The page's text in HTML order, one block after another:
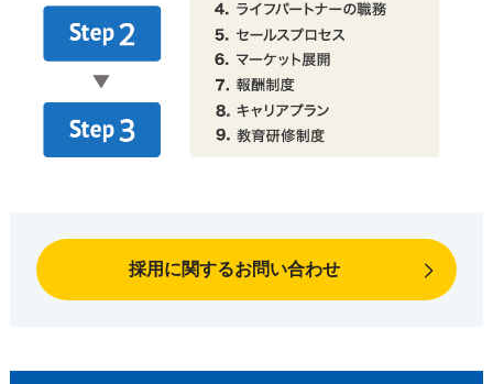
採用に関するお問い合わせ